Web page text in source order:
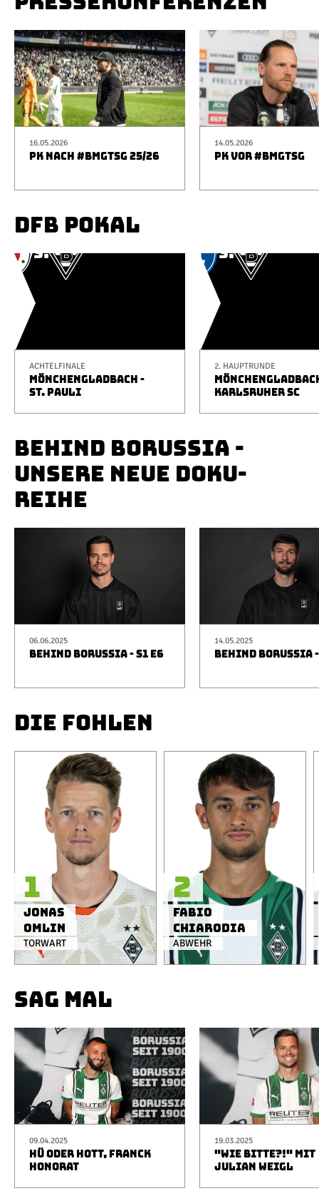
16.05.2026
PK NACH #BMGTSG 25/26
14.05.2026
PK VOR #BMGTSG
DFB POKAL
ACHTELFINALE
MÖNCHENGLADBACH -
ST. PAULI
2. HAUPTRUNDE
KARLSRUHER SC
BEHIND BORUSSIA -
UNSERE NEUE DOKU-
REIHE
06.06.2025
BEHIND BORUSSIA - S1 E6
14.05.2025
BEHIND BORUSSIA
DIE FOHLEN
TORWART
Jonas
Omlin
1
ABWEHR
Fabio
Chiarodia
2
SAG MAL
09.04.2025
HÜ ODER HOTT, FRANCK
HONORAT
19.03.2025
"WIE BITTE?!" MIT
JULIAN WEIGL